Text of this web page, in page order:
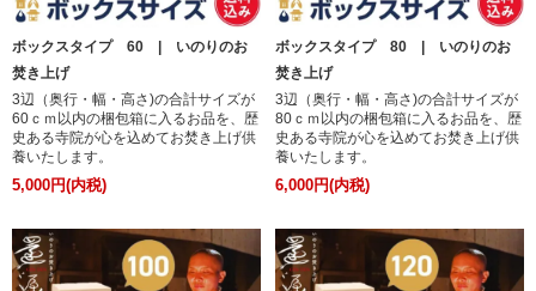
ボックスタイプ 60 | いのりのお
焚き上げ
3辺（奥行・幅・高さ)の合計サイズが
60ｃｍ以内の梱包箱に入るお品を、歴
史ある寺院が心を込めてお焚き上げ供
養いたします。
5,000円(内税)
ボックスタイプ 80 | いのりのお
焚き上げ
3辺（奥行・幅・高さ)の合計サイズが
80ｃｍ以内の梱包箱に入るお品を、歴
史ある寺院が心を込めてお焚き上げ供
養いたします。
6,000円(内税)